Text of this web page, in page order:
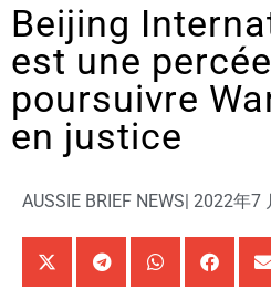
Beijing
est une
poursuivre
en justice
AUSSIE BRIEF NEWS 2022年7